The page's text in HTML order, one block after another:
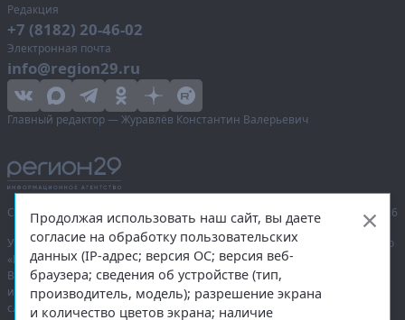
Редакция
+7 (8182) 20-46-02
Электронная почта
info@region29.ru
Главный редактор — Журавлёв Константин Валерьевич
Сетевое издание «Информационное агентство Регион 29»,
© 2016–2026
Учредитель — общество с ограниченной ответственностью «Агентство
«Правда Севера».
Выписка из реестра зарегистрированных средств массовой
информации:ЭЛ № ФС 77-74226от 09.11.2018 выдано Федеральной
службой по надзору в сфере связи, информационных технологий
Продолжая использовать наш сайт, вы даете
согласие на обработку пользовательских
данных (IP-адрес; версия ОС; версия веб-
браузера; сведения об устройстве (тип,
производитель, модель); разрешение экрана
и количество цветов экрана; наличие